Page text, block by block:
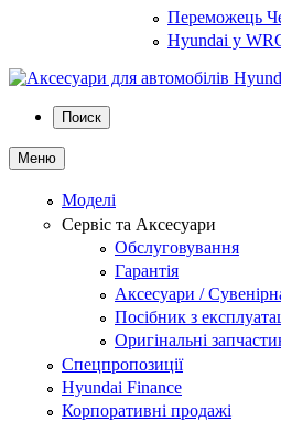
Переможець
Hyundai у
Поиск
Меню
Моделі
Сервіс та Аксесуари
Обслуговування
Гарантія
Аксесуари /
Посібник з
Оригінальні
Спецпропозиції
Hyundai Finance
Корпоративні продажі